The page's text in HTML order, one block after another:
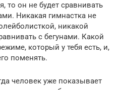
то он не будет сравнивать
Никакая гимнастка не
никакой
с бегунами. Какой
который у тебя есть, и,
поменять.
человек уже показывает